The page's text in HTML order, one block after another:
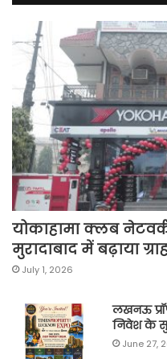
योकाहामा क्लब
मुरादाबाद में बढ़ाया
July 1, 2026
लखनऊ
निवेश के
June 27,